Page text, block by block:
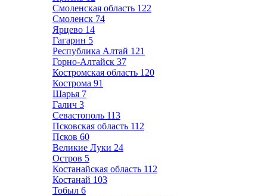
Смоленская область 122
Смоленск 74
Ярцево 14
Гагарин 5
Республика Алтай 121
Горно-Алтайск 37
Костромская область 120
Кострома 91
Шарья 7
Галич 3
Севастополь 113
Псковская область 112
Псков 60
Великие Луки 24
Остров 5
Костанайская область 112
Костанай 103
Тобыл 6